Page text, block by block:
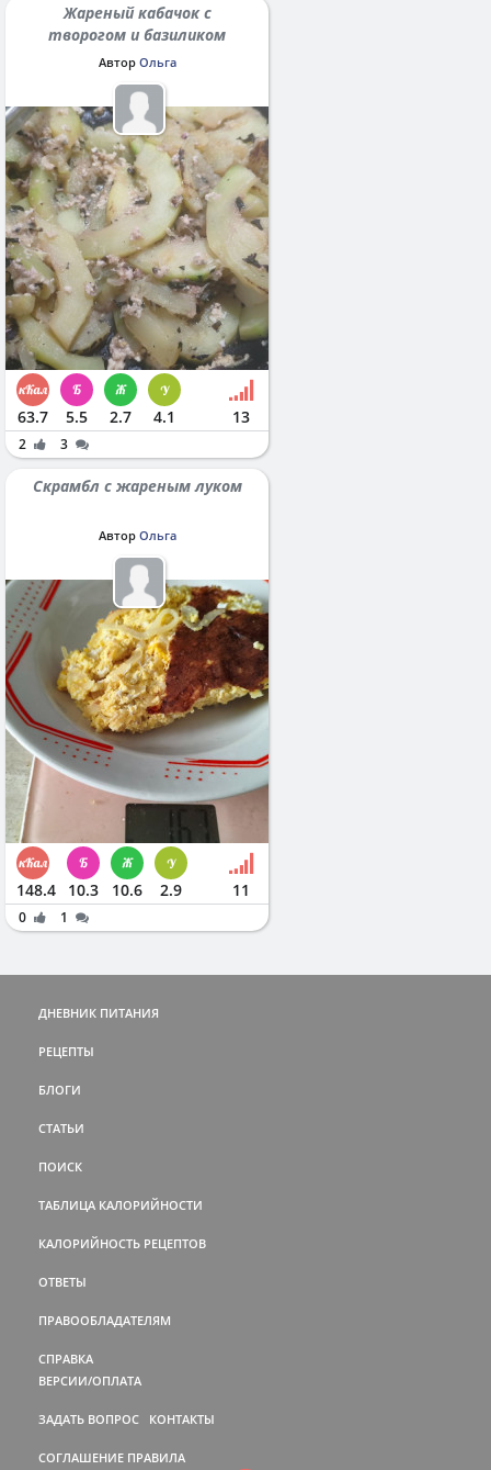
Жареный кабачок с
творогом и базиликом
Автор Ольга
63.7 5.5 2.7 4.1 13
2 3
Скрамбл с жареным луком
Автор Ольга
148.4 10.3 10.6 2.9 11
0 1
ДНЕВНИК ПИТАНИЯ
РЕЦЕПТЫ
БЛОГИ
СТАТЬИ
ПОИСК
ТАБЛИЦА КАЛОРИЙНОСТИ
КАЛОРИЙНОСТЬ РЕЦЕПТОВ
ОТВЕТЫ
ПРАВООБЛАДАТЕЛЯМ
СПРАВКА
ВЕРСИИ/ОПЛАТА
ЗАДАТЬ ВОПРОС КОНТАКТЫ
СОГЛАШЕНИЕ ПРАВИЛА